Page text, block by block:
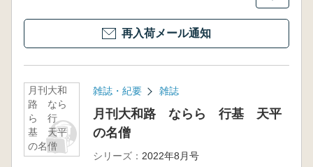
再入荷メール通知
月刊大和
路 なら
ら 行
基 天平
の名僧
雑誌・紀要 雑誌
月刊大和路 ならら 行基 天平
の名僧
シリーズ： 2022年8月号